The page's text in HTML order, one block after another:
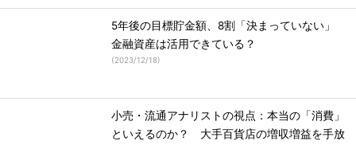
5年後の目標貯金額、8割「決まっていない」
金融資産は活用できている？
(2023/12/18)
小売・流通アナリストの視点：本当の「消費」
といえるのか？ 大手百貨店の増収増益を手放